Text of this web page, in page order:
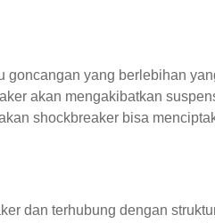
goncangan yang berlebihan
akan mengakibatkan
shockbreaker bisa
dan terhubung dengan